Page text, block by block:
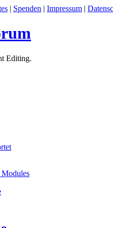
| Spenden | Impressum |
Editing.